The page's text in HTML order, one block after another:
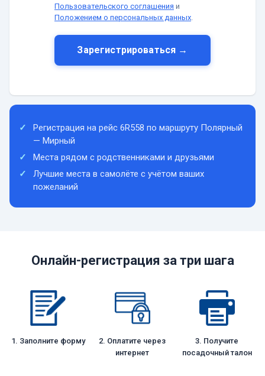
Пользовательского соглашения и
Положением о персональных данных.
Зарегистрироваться →
Регистрация на рейс 6R558 по маршруту Полярный
— Мирный
Места рядом с родственниками и друзьями
Лучшие места в самолёте с учётом ваших
пожеланий
Онлайн-регистрация за три шага
1. Заполните форму
2. Оплатите через
интернет
3. Получите
посадочный талон